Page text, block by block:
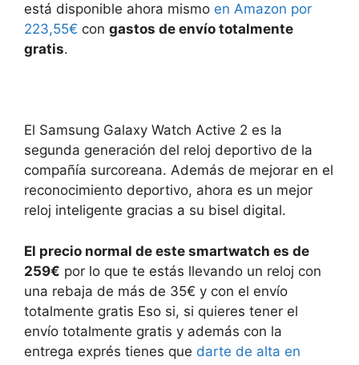
está disponible ahora mismo en Amazon por
223,55€ con gastos de envío totalmente
gratis.
El Samsung Galaxy Watch Active 2 es la
segunda generación del reloj deportivo de la
compañía surcoreana. Además de mejorar en el
reconocimiento deportivo, ahora es un mejor
reloj inteligente gracias a su bisel digital.
El precio normal de este smartwatch es de
259€ por lo que te estás llevando un reloj con
una rebaja de más de 35€ y con el envío
totalmente gratis Eso si, si quieres tener el
envío totalmente gratis y además con la
entrega exprés tienes que darte de alta en